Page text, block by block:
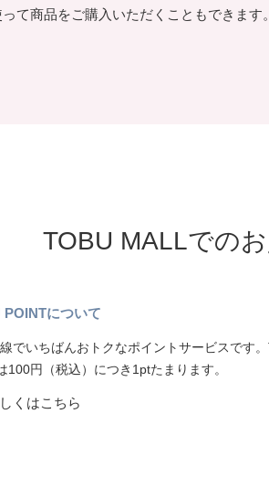
て商品をご購入いただくこともできます。
TOBU MALLでの
POINTについて
でいちばんおトクなポイントサービスです
100円（税込）につき1ptたまります。
くはこちら